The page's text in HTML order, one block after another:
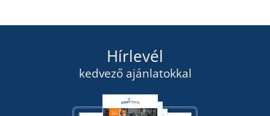
Hírlevél
kedvező ajánlatokkal